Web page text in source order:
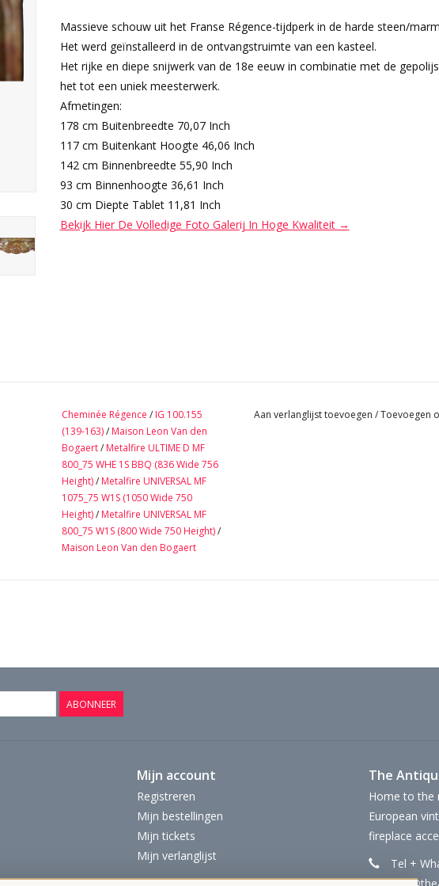
Massieve schouw uit het Franse Régence-tijdperk in de harde steen/
Het werd geïnstalleerd in de ontvangstruimte van een kasteel.
Het rijke en diepe snijwerk van de 18e eeuw in combinatie met de
het tot een uniek meesterwerk.
Afmetingen:
178 cm Buitenbreedte 70,07 Inch
117 cm Buitenkant Hoogte 46,06 Inch
142 cm Binnenbreedte 55,90 Inch
93 cm Binnenhoogte 36,61 Inch
30 cm Diepte Tablet 11,81 Inch
Bekijk Hier De Volledige Foto Galerij In Hoge Kwaliteit →
Cheminée Régence / IG 100.155
(139-163)/ Maison Leon Van den
Bogaert/ Metalfire ULTIME D MF
800_75 WHE 1S BBQ (836 Wide 756
Height)/ Metalfire UNIVERSAL MF
1075_75 W1S (1050 Wide 750
Height)/ Metalfire UNIVERSAL MF
800_75 W1S (800 Wide 750 Height)/
Maison Leon Van den Bogaert
Aan verlanglijst toevoegen /Toevoegen
ABONNEER
Mijn account
Registreren
Mijn bestellingen
Mijn tickets
Mijn verlanglijst
The
Home to the
European
fireplace
Tel +